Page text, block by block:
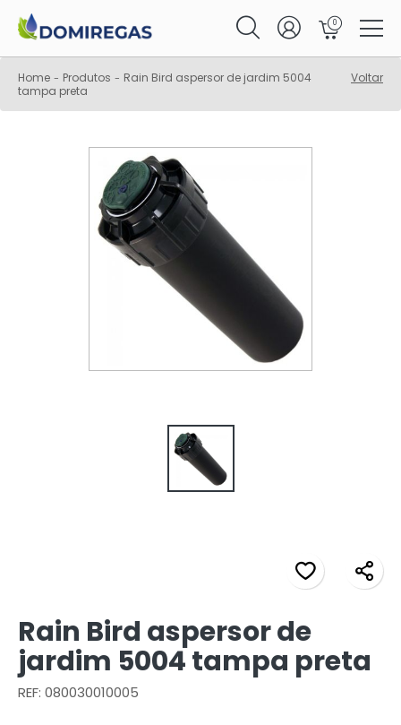
0
Home - Produtos - Rain Bird aspersor de jardim 5004
tampa preta
Voltar
Rain Bird aspersor de
jardim 5004 tampa preta
REF: 080030010005